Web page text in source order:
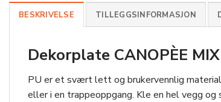
BESKRIVELSE TILLEGGSINFORMASJON
Dekorplate CANOPÈE
PU er et svært lett og brukervennlig
eller i en trappeoppgang. Kle en hel vegg